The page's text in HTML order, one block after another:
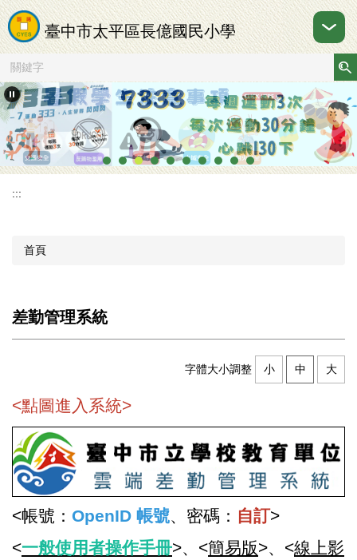
跳
到
主
要
容
區
臺中市太平區長億國民小學
:::
首頁
差勤管理系統
字體大小調整 小 中 大
<點圖進入系統>
<帳號： OpenID 帳號、密碼： 自訂>
<一般使用者操作手冊>、<簡易版>、<線上影